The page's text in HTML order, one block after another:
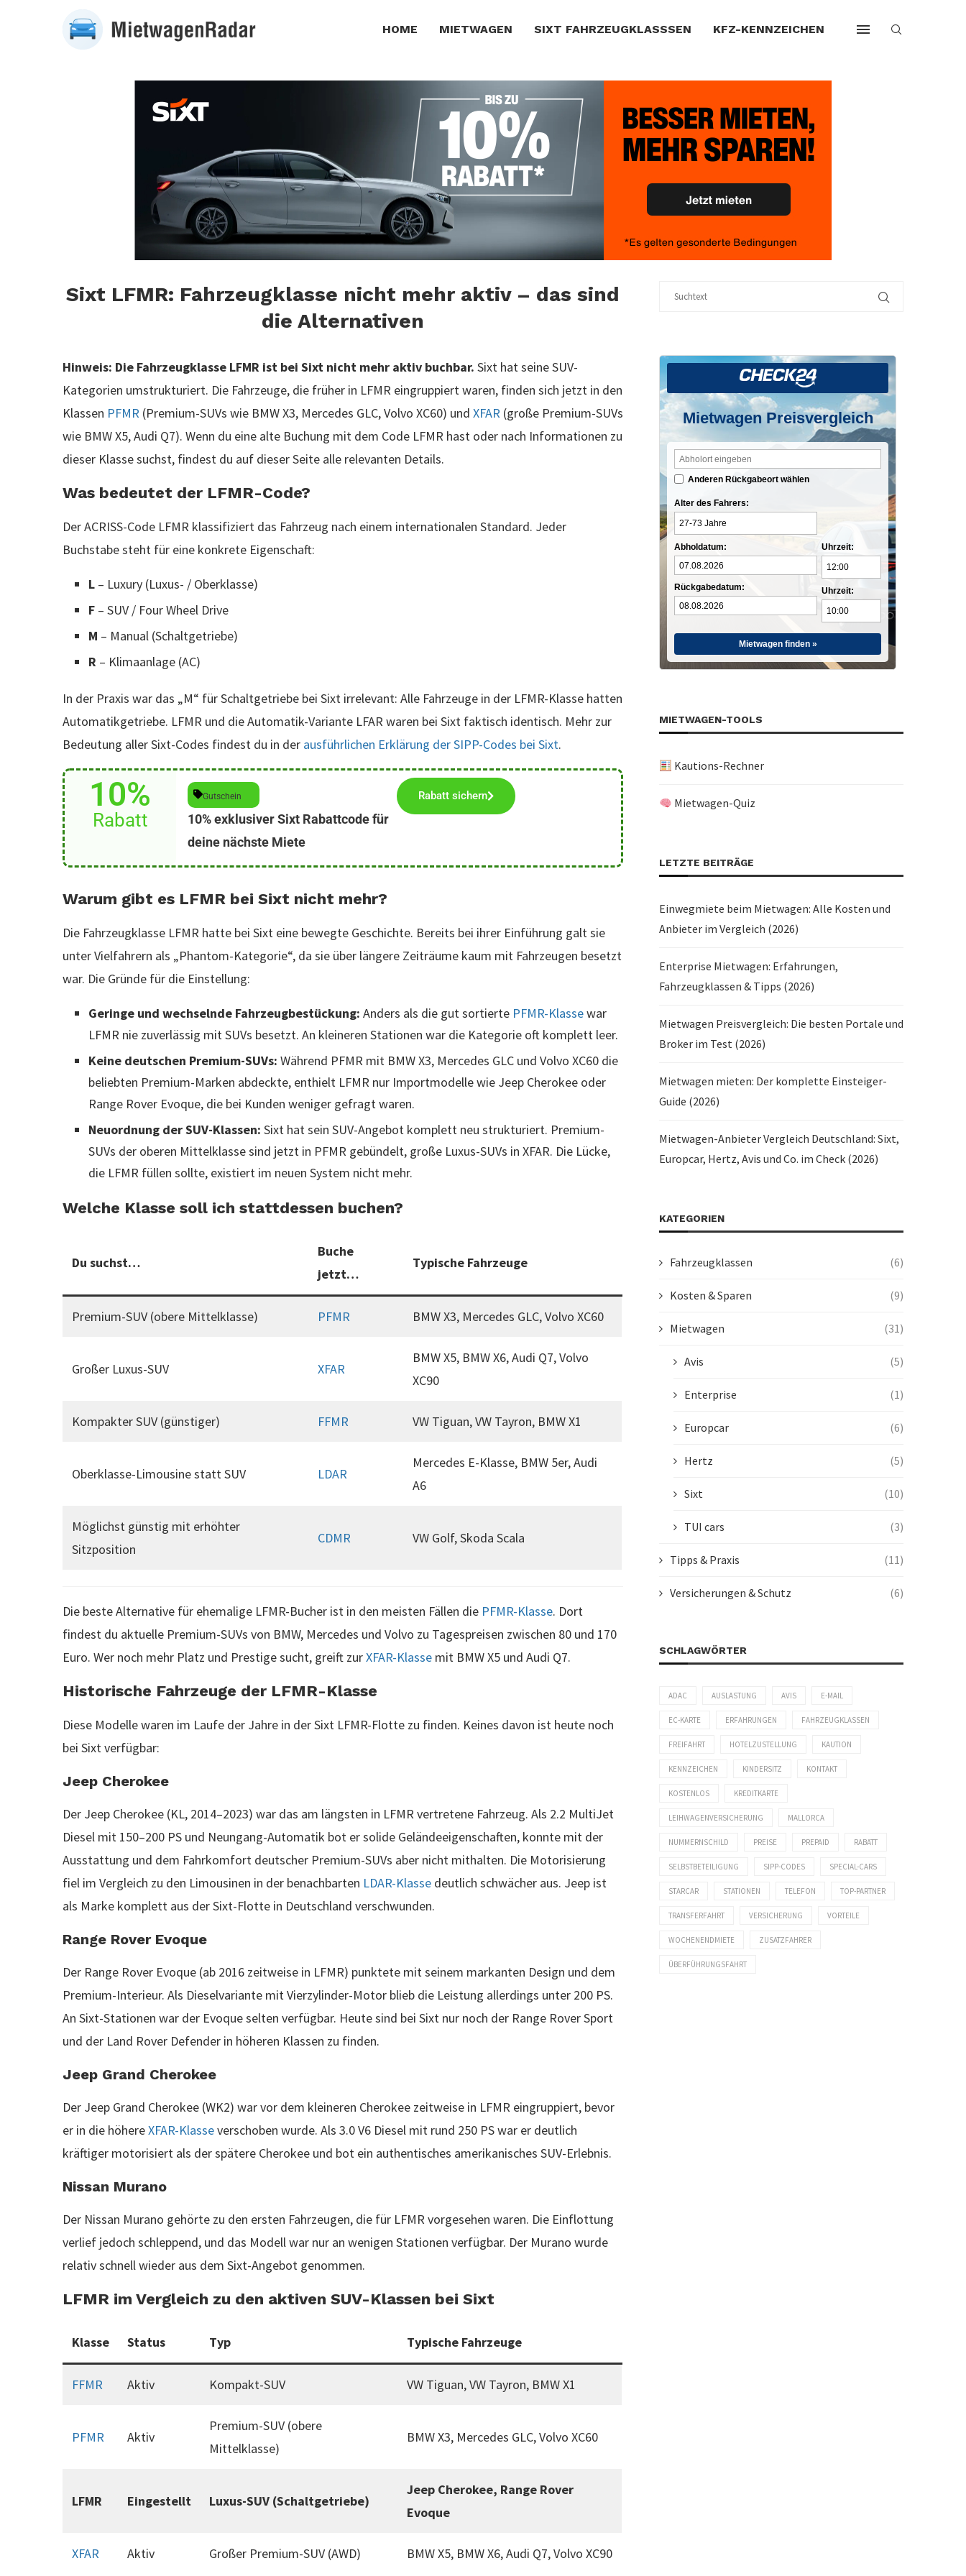
HOME MIETWAGEN SIXT FAHRZEUGKLASSSEN KFZ-KENNZEICHEN
Sixt LFMR: Fahrzeugklasse nicht mehr aktiv – das sind
die Alternativen
Hinweis: Die Fahrzeugklasse LFMR ist bei Sixt nicht mehr aktiv buchbar. Sixt hat seine SUV-
Kategorien umstrukturiert. Die Fahrzeuge, die früher in LFMR eingruppiert waren, finden sich jetzt in den
Klassen PFMR (Premium-SUVs wie BMW X3, Mercedes GLC, Volvo XC60) und XFAR (große Premium-SUVs
wie BMW X5, Audi Q7). Wenn du eine alte Buchung mit dem Code LFMR hast oder nach Informationen zu
dieser Klasse suchst, findest du auf dieser Seite alle relevanten Details.
Was bedeutet der LFMR-Code?
Der ACRISS-Code LFMR klassifiziert das Fahrzeug nach einem internationalen Standard. Jeder
Buchstabe steht für eine konkrete Eigenschaft:
L – Luxury (Luxus- / Oberklasse)
F – SUV / Four Wheel Drive
M – Manual (Schaltgetriebe)
R – Klimaanlage (AC)
In der Praxis war das „M“ für Schaltgetriebe bei Sixt irrelevant: Alle Fahrzeuge in der LFMR-Klasse hatten
Automatikgetriebe. LFMR und die Automatik-Variante LFAR waren bei Sixt faktisch identisch. Mehr zur
Bedeutung aller Sixt-Codes findest du in der ausführlichen Erklärung der SIPP-Codes bei Sixt.
10%
Rabatt
Rabatt sichern
Gutschein
10% exklusiver Sixt Rabattcode für
deine nächste Miete
Warum gibt es LFMR bei Sixt nicht mehr?
Die Fahrzeugklasse LFMR hatte bei Sixt eine bewegte Geschichte. Bereits bei ihrer Einführung galt sie
unter Vielfahrern als „Phantom-Kategorie“, da sie über längere Zeiträume kaum mit Fahrzeugen besetzt
war. Die Gründe für die Einstellung:
Geringe und wechselnde Fahrzeugbestückung: Anders als die gut sortierte PFMR-Klassewar
LFMR nie zuverlässig mit SUVs besetzt. An kleineren Stationen war die Kategorie oft komplett leer.
Keine deutschen Premium-SUVs: Während PFMR mit BMW X3, Mercedes GLC und Volvo XC60 die
beliebten Premium-Marken abdeckte, enthielt LFMR nur Importmodelle wie Jeep Cherokee oder
Range Rover Evoque, die bei Kunden weniger gefragt waren.
Neuordnung der SUV-Klassen: Sixt hat sein SUV-Angebot komplett neu strukturiert. Premium-
SUVs der oberen Mittelklasse sind jetzt in PFMR gebündelt, große Luxus-SUVs in XFAR. Die Lücke,
die LFMR füllen sollte, existiert im neuen System nicht mehr.
Welche Klasse soll ich stattdessen buchen?
Du suchst…
Buche
jetzt…
Typische Fahrzeuge
Premium-SUV (obere Mittelklasse) PFMR BMW X3, Mercedes GLC, Volvo XC60
Großer Luxus-SUV XFAR
BMW X5, BMW X6, Audi Q7, Volvo
XC90
Kompakter SUV (günstiger) FFMR VW Tiguan, VW Tayron, BMW X1
Oberklasse-Limousine statt SUV LDAR
Mercedes E-Klasse, BMW 5er, Audi
A6
Möglichst günstig mit erhöhter
Sitzposition
CDMR VW Golf, Skoda Scala
Die beste Alternative für ehemalige LFMR-Bucher ist in den meisten Fällen die PFMR-Klasse. Dort
findest du aktuelle Premium-SUVs von BMW, Mercedes und Volvo zu Tagespreisen zwischen 80 und 170
Euro. Wer noch mehr Platz und Prestige sucht, greift zurXFAR-Klasse mit BMW X5 und Audi Q7.
Historische Fahrzeuge der LFMR-Klasse
Diese Modelle waren im Laufe der Jahre in der Sixt LFMR-Flotte zu finden. Keines davon ist heute noch
bei Sixt verfügbar:
Jeep Cherokee
Der Jeep Cherokee (KL, 2014–2023) war das am längsten in LFMR vertretene Fahrzeug. Als 2.2 MultiJet
Diesel mit 150–200 PS und Neungang-Automatik bot er solide Geländeeigenschaften, konnte mit der
Ausstattung und dem Fahrkomfort deutscher Premium-SUVs aber nicht mithalten. Die Motorisierung
fiel im Vergleich zu den Limousinen in der benachbarten LDAR-Klasse deutlich schwächer aus. Jeep ist
als Marke komplett aus der Sixt-Flotte in Deutschland verschwunden.
Range Rover Evoque
Der Range Rover Evoque (ab 2016 zeitweise in LFMR) punktete mit seinem markanten Design und dem
Premium-Interieur. Als Dieselvariante mit Vierzylinder-Motor blieb die Leistung allerdings unter 200 PS.
An Sixt-Stationen war der Evoque selten verfügbar. Heute sind bei Sixt nur noch der Range Rover Sport
und der Land Rover Defender in höheren Klassen zu finden.
Jeep Grand Cherokee
Der Jeep Grand Cherokee (WK2) war vor dem kleineren Cherokee zeitweise in LFMR eingruppiert, bevor
er in die höhereXFAR-Klasseverschoben wurde. Als 3.0 V6 Diesel mit rund 250 PS war er deutlich
kräftiger motorisiert als der spätere Cherokee und bot ein authentisches amerikanisches SUV-Erlebnis.
Nissan Murano
Der Nissan Murano gehörte zu den ersten Fahrzeugen, die für LFMR vorgesehen waren. Die Einflottung
verlief jedoch schleppend, und das Modell war nur an wenigen Stationen verfügbar. Der Murano wurde
relativ schnell wieder aus dem Sixt-Angebot genommen.
LFMR im Vergleich zu den aktiven SUV-Klassen bei Sixt
Klasse Status Typ Typische Fahrzeuge
FFMR Aktiv Kompakt-SUV VW Tiguan, VW Tayron, BMW X1
PFMR Aktiv
Premium-SUV (obere
Mittelklasse)
BMW X3, Mercedes GLC, Volvo XC60
LFMR Eingestellt Luxus-SUV (Schaltgetriebe)
Jeep Cherokee, Range Rover
Evoque
XFAR Aktiv Großer Premium-SUV (AWD) BMW X5, BMW X6, Audi Q7, Volvo XC90
Mietwagen Preisvergleich
Anderen Rückgabeort wählen
Alter des Fahrers:
Abholdatum:
Rückgabedatum:
Uhrzeit:
Uhrzeit:
Mietwagen finden »
MIETWAGEN-TOOLS
Kautions-Rechner
Mietwagen-Quiz
LETZTE BEITRÄGE
Einwegmiete beim Mietwagen: Alle Kosten und
Anbieter im Vergleich (2026)
Enterprise Mietwagen: Erfahrungen,
Fahrzeugklassen & Tipps (2026)
Mietwagen Preisvergleich: Die besten Portale und
Broker im Test (2026)
Mietwagen mieten: Der komplette Einsteiger-
Guide (2026)
Mietwagen-Anbieter Vergleich Deutschland: Sixt,
Europcar, Hertz, Avis und Co. im Check (2026)
KATEGORIEN
Fahrzeugklassen (6)
Kosten & Sparen (9)
Mietwagen (31)
Avis (5)
Enterprise (1)
Europcar (6)
Hertz (5)
Sixt (10)
TUI cars (3)
Tipps & Praxis (11)
Versicherungen & Schutz (6)
SCHLAGWÖRTER
ADAC AUSLASTUNG AVIS E-MAIL
EC-KARTE ERFAHRUNGEN FAHRZEUGKLASSEN
FREIFAHRT HOTELZUSTELLUNG KAUTION
KENNZEICHEN KINDERSITZ KONTAKT
KOSTENLOS KREDITKARTE
LEIHWAGENVERSICHERUNG MALLORCA
NUMMERNSCHILD PREISE PREPAID RABATT
SELBSTBETEILIGUNG SIPP-CODES SPECIAL-CARS
STARCAR STATIONEN TELEFON TOP-PARTNER
TRANSFERFAHRT VERSICHERUNG VORTEILE
WOCHENENDMIETE ZUSATZFAHRER
ÜBERFÜHRUNGSFAHRT